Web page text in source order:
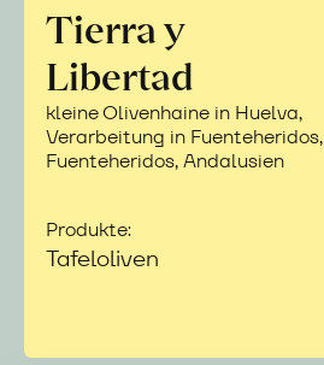
Tierra y
Libertad
kleine Olivenhaine in Huelva,
Verarbeitung in Fuenteheridos,
Fuenteheridos, Andalusien
Produkte:
Tafeloliven